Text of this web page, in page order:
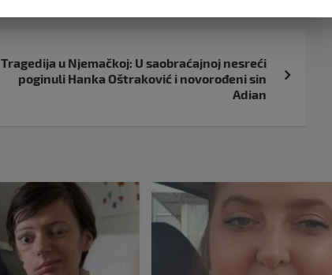
Tragedija u Njemačkoj: U saobraćajnoj nesreći
poginuli Hanka Oštraković i novorođeni sin
Adian